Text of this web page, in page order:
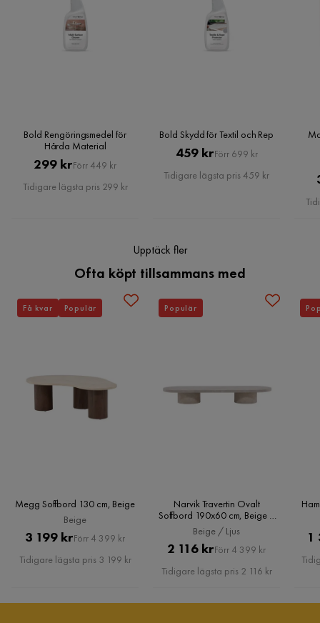
produkter.
Köpvillkor
Bold Rengöringsmedel för
Hårda Material
Pris
299 krOriginal
Pris
Förr 449 kr
Tidigare lägsta pris 299 kr
Bold Skydd för Textil och Rep
Pris
459 krOriginal
Pris
Förr 699 kr
Tidigare lägsta pris 459 kr
Upptäck fler
Ofta köpt tillsammans med
Megg Soffbord 130 cm, Beige
Beige
Pris
3 199 krOriginal
Pris
Förr 4 399 kr
Tidigare lägsta pris 3 199 kr
Få kvar Populär
Narvik Travertin Ovalt
Soffbord 190x60 cm, Beige /
Ljus
Beige / Ljus
Pris
2 116 krOriginal
Pris
Förr 4 399 kr
Tidigare lägsta pris 2 116 kr
Populär
1